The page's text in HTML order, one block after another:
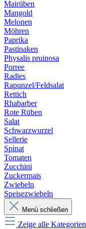
Mairüben
Mangold
Melonen
Möhren
Paprika
Pastinaken
Physalis pruinosa
Porree
Radies
Rapunzel/Feldsalat
Rettich
Rhabarber
Rote Rüben
Salat
Schwarzwurzel
Sellerie
Spinat
Tomaten
Zucchini
Zuckermais
Zwiebeln
Speisezwiebeln
Menü schließen
Zeige alle Kategorien